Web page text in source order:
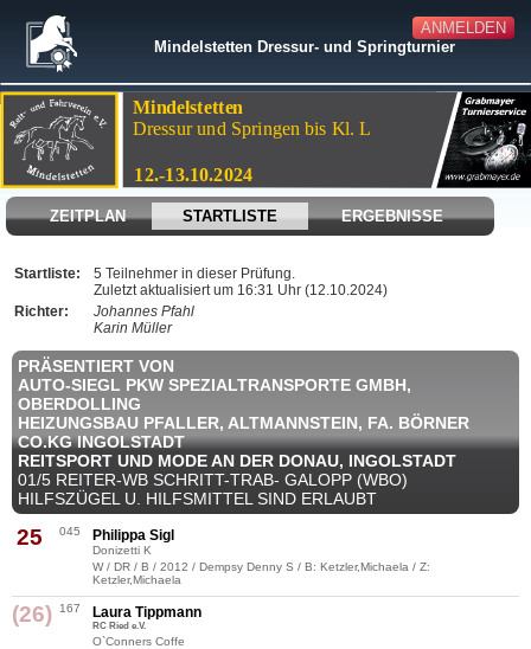
ANMELDEN
Mindelstetten Dressur- und Springturnier
ZEITPLAN STARTLISTE ERGEBNISSE
Startliste:
5 Teilnehmer in dieser Prüfung.
Zuletzt aktualisiert um 16:31 Uhr (12.10.2024)
Richter:
Johannes Pfahl
Karin Müller
PRÄSENTIERT VON
AUTO-SIEGL PKW SPEZIALTRANSPORTE GMBH,
OBERDOLLING
HEIZUNGSBAU PFALLER, ALTMANNSTEIN, FA. BÖRNER
CO.KG INGOLSTADT
REITSPORT UND MODE AN DER DONAU, INGOLSTADT
01/5 REITER-WB SCHRITT-TRAB- GALOPP (WBO)
HILFSZÜGEL U. HILFSMITTEL SIND ERLAUBT
25 045 Philippa Sigl
Donizetti K
W / DR / B / 2012 / Dempsy Denny S / B: Ketzler,Michaela / Z:
Ketzler,Michaela
(26) 167 Laura Tippmann
RC Ried e.V.
O`Conners Coffe